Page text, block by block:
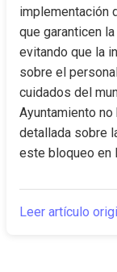
implementación
que garanticen
evitando que la
sobre el
cuidados del
Ayuntamiento
detallada sobre
este bloqueo en
Leer artículo